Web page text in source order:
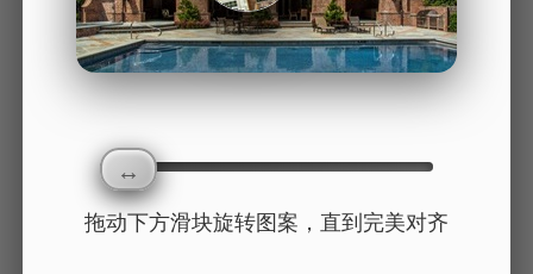
拖动下方滑块旋转图案，直到完美对齐